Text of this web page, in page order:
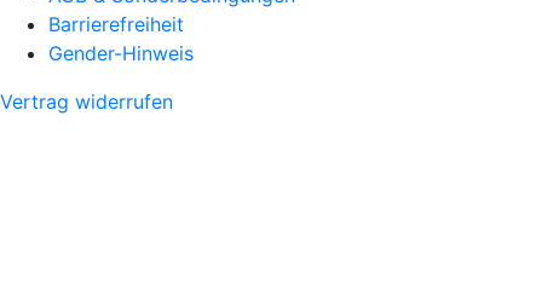
Barrierefreiheit
Gender-Hinweis
Vertrag widerrufen